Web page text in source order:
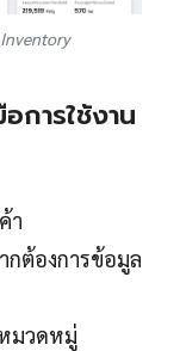
การใช้งาน
า
กต้องการข้อมูล
มวดหมู่